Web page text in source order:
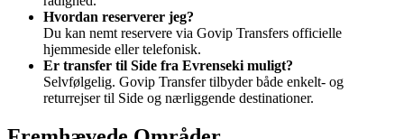
Hvordan reserverer jeg?
Du kan nemt reservere via Govip Transfers officielle
hjemmeside eller telefonisk.
Er transfer til Side fra Evrenseki muligt?
Selvfølgelig. Govip Transfer tilbyder både enkelt- og
returrejser til Side og nærliggende destinationer.